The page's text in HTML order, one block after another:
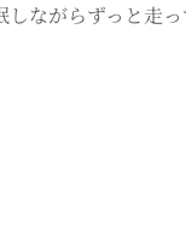
がらずっと走っ